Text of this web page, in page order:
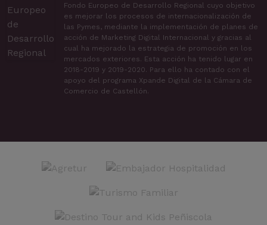
Fondo Europeo de Desarrollo Regional cuyo objetivo
es mejorar los procesos de internacionalización de
las Pymes, mediante la implementación de planes de
acción de Marketing Digital Internacional y gracias al
cual ha mejorado la estrategia de promoción en los
mercados exteriores. Esta acción ha tenido lugar en
2018-2019 y 2019-2020. Para ello ha contado con el
apoyo del programa Xpande Digital de la Cámara de
Comercio de Castellón.